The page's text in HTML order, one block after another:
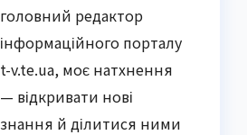
головний редактор
інформаційного порталу
t-v.te.ua, моє натхнення
— відкривати нові
знання й ділитися ними